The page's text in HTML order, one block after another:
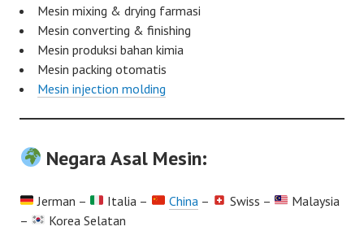
Mesin mixing & drying farmasi
Mesin converting & finishing
Mesin produksi bahan kimia
Mesin packing otomatis
Mesin injection molding
Negara Asal Mesin:
Jerman – Italia – China – Swiss –
Malaysia
–
Korea Selatan